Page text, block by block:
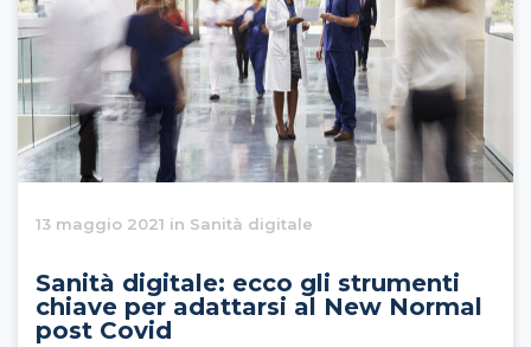
13 maggio 2021 in Sanità digitale
Sanità digitale: ecco gli strumenti
chiave per adattarsi al New Normal
post Covid